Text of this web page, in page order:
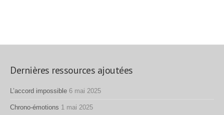
Dernières ressources ajoutées
L’accord impossible 6 mai 2025
Chrono-émotions 1 mai 2025